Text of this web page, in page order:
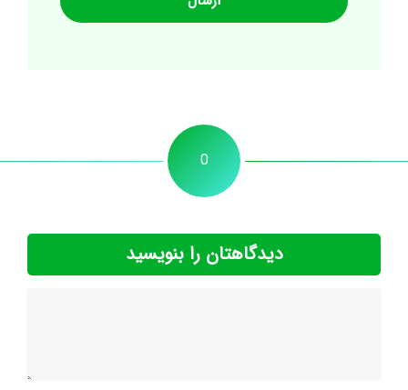
0
دیدگاهتان را بنویسید